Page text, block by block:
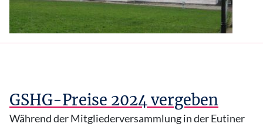
GSHG-Preise 2024 vergeben
Während der Mitgliederversammlung in der Eutiner